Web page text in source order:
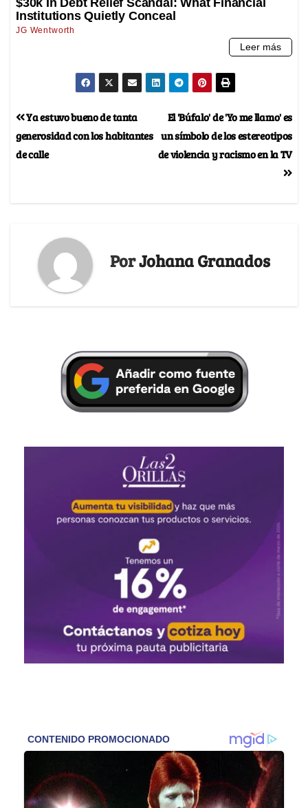
El 'Búfalo' de 'Yo me llamo' es
un símbolo de los estereotipos
de violencia y racismo en la TV
Ya estuvo bueno de tanta
generosidad con los habitantes
de calle
PorJohana Granados